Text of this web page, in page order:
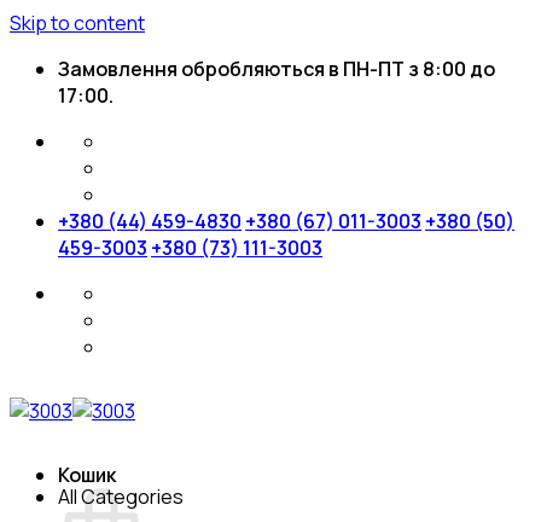
Skip to content
Замовлення обробляються в ПН-ПТ з 8:00 до
17:00.
+380 (44) 459-4830 +380 (67) 011-3003 +380 (50)
459-3003 +380 (73) 111-3003
Кошик
All Categories